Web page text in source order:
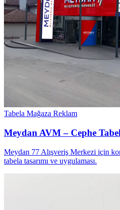
Tabela Mağaza Reklam
Meydan AVM – Cephe
Meydan 77 Alışveriş Merkezi için
tabela tasarımı ve uygulaması.